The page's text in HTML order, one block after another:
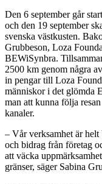
Den 6 september går
och den 19 september
svenska västkusten.
Grubbeson, Loza
BEWiSynbra.
2500 km genom några
in pengar till Loza
människor i det glömda
man att kunna följa
kanaler.
– Vår verksamhet är
och bidrag från företag
att väcka
gränser, säger Sabina